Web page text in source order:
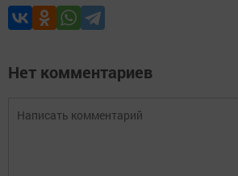
Нет комментариев